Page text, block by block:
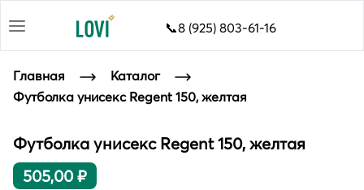
📞8 (925) 803-61-16
Главная
Каталог
Футболка унисекс Regent 150, желтая
Футболка унисекс Regent 150, желтая
505,00 ₽